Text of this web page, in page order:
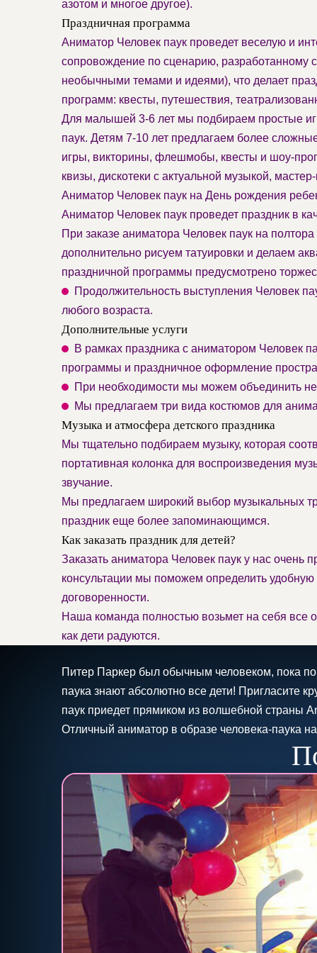
азотом и многое другое).
Праздничная программа
Аниматор Человек паук проведет веселую и
сопровождение по сценарию, разработанному
необычными темами и идеями), что делает
программ: квесты, путешествия,
Для малышей 3-6 лет мы подбираем простые
паук. Детям 7-10 лет предлагаем более
игры, викторины, флешмобы, квесты и шоу-
квизы, дискотеки с актуальной музыкой,
Аниматор Человек паук на День рождения
Аниматор Человек паук проведет праздник в
При заказе аниматора Человек паук на
дополнительно рисуем татуировки и делаем
праздничной программы предусмотрено
Продолжительность выступления Человек
любого возраста.
Дополнительные услуги
В рамках праздника с аниматором Человек
программы и праздничное оформление
При необходимости мы можем объединить
Мы предлагаем три вида костюмов для
Музыка и атмосфера детского праздника
Мы тщательно подбираем музыку, которая
портативная колонка для воспроизведения
звучание.
Мы предлагаем широкий выбор музыкальных
праздник еще более запоминающимся.
Как заказать праздник для детей?
Заказать аниматора Человек паук у нас очень
консультации мы поможем определить
договоренности.
Наша команда полностью возьмет на себя все
как дети радуются.
Питер Паркер был обычным человеком, пока по
паука знают абсолютно все дети! Пригласите
паук приедет прямиком из волшебной страны
Отличный аниматор в образе человека-паука